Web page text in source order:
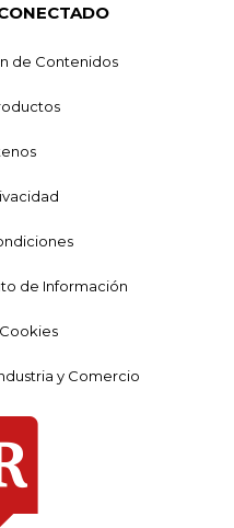
de Contenidos
de Información
y Comercio